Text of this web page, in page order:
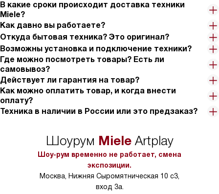
В какие сроки происходит доставка техники
Miele?
Как давно вы работаете?
Откуда бытовая техника? Это оригинал?
Возможны установка и подключение техники?
Где можно посмотреть товары? Есть ли
самовывоз?
Действует ли гарантия на товар?
Как можно оплатить товар, и когда внести
оплату?
Техника в наличии в России или это предзаказ?
Шоурум MieleArtplay
Шоу-рум временно не работает, смена
экспозиции.
Москва, Нижняя Сыромятническая 10 с3,
вход 3а.